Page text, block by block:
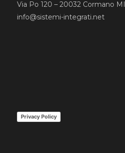
Via Po 120 – 20032 Cormano MI
info@sistemi-integrati.net
Privacy Policy